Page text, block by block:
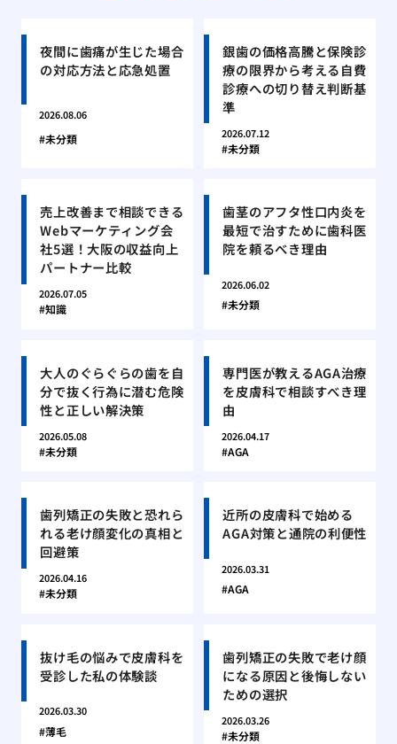
夜間に歯痛が生じた場合
の対応方法と応急処置
2026.08.06
未分類
銀歯の価格高騰と保険診
療の限界から考える自費
診療への切り替え判断基
準
2026.07.12
未分類
売上改善まで相談できる
Webマーケティング会
社5選！大阪の収益向上
パートナー比較
2026.07.05
知識
歯茎のアフタ性口内炎を
最短で治すために歯科医
院を頼るべき理由
2026.06.02
未分類
大人のぐらぐらの歯を自
分で抜く行為に潜む危険
性と正しい解決策
2026.05.08
未分類
専門医が教えるAGA治療
を皮膚科で相談すべき理
由
2026.04.17
AGA
歯列矯正の失敗と恐れら
れる老け顔変化の真相と
回避策
2026.04.16
未分類
近所の皮膚科で始める
AGA対策と通院の利便性
2026.03.31
AGA
抜け毛の悩みで皮膚科を
受診した私の体験談
2026.03.30
薄毛
歯列矯正の失敗で老け顔
になる原因と後悔しない
ための選択
2026.03.26
未分類